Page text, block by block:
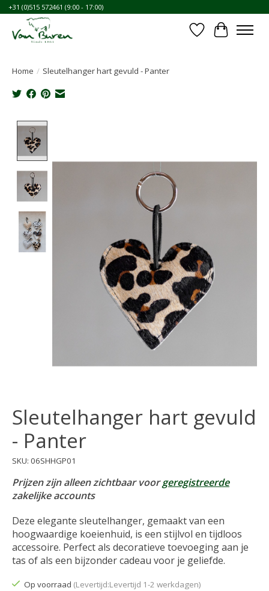
+31 (0)515 572461 (9:00 - 17:00)
Verlanglijst
Home / Sleutelhanger hart gevuld - Panter
Sleutelhanger hart gevuld
- Panter
SKU: 06SHHGP01
Prijzen zijn alleen zichtbaar voorgeregistreerde
zakelijke accounts
Deze elegante sleutelhanger, gemaakt van een
hoogwaardige koeienhuid, is een stijlvol en tijdloos
accessoire. Perfect als decoratieve toevoeging aan je
tas of als een bijzonder cadeau voor je geliefde.
Op voorraad (Levertijd:Levertijd 1-2 werkdagen)